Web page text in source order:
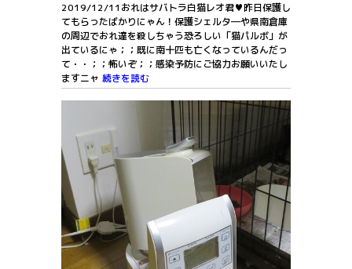
2019/12/11おれはサバトラ白猫レオ君♥昨日保護し
てもらったばかりにゃん！保護シェルタ―や県南倉庫
の周辺でおれ達を殺しちゃう恐ろしい「猫パルボ」が
出ているにゃ；；既に南十匹も亡くなっているんだっ
て・・；；怖いぞ；；感染予防にご協力お願いいたし
ますニャ 続きを読む